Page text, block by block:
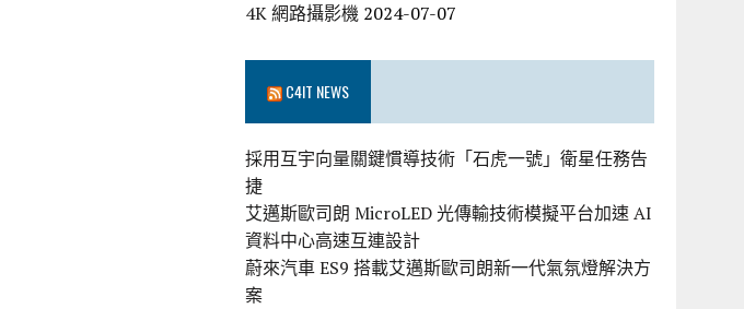
4K 網路攝影機 2024-07-07
C4IT NEWS
採用互宇向量關鍵慣導技術「石虎一號」衛星任務告
捷
艾邁斯歐司朗 MicroLED 光傳輸技術模擬平台加速 AI
資料中心高速互連設計
蔚來汽車 ES9 搭載艾邁斯歐司朗新一代氣氛燈解決方
案